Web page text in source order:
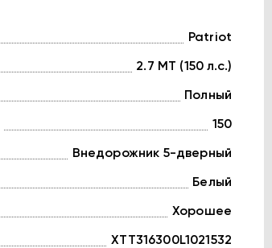
Patriot
2.7 MT (150 л.с.)
Полный
150
Внедорожник 5-дверный
Белый
Хорошее
XTT316300L1021532